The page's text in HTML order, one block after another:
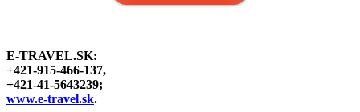
E-TRAVEL.SK:
+421-915-466-137,
+421-41-5643239;
www.e-travel.sk.